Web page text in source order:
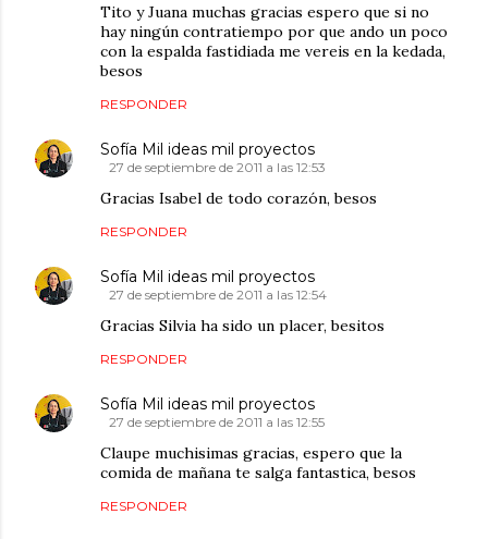
Tito y Juana muchas gracias espero que si no
hay ningún contratiempo por que ando un poco
con la espalda fastidiada me vereis en la kedada,
besos
RESPONDER
Sofía Mil ideas mil proyectos
27 de septiembre de 2011 a las 12:53
Gracias Isabel de todo corazón, besos
RESPONDER
Sofía Mil ideas mil proyectos
27 de septiembre de 2011 a las 12:54
Gracias Silvia ha sido un placer, besitos
RESPONDER
Sofía Mil ideas mil proyectos
27 de septiembre de 2011 a las 12:55
Claupe muchisimas gracias, espero que la
comida de mañana te salga fantastica, besos
RESPONDER